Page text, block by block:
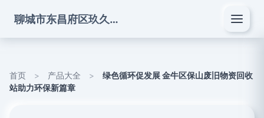
聊城市东昌府区玖久酒商贸有限公司
首页 > 产品大全 >
绿色循环促发展 金牛区保山废旧物资回收
站助力环保新篇章